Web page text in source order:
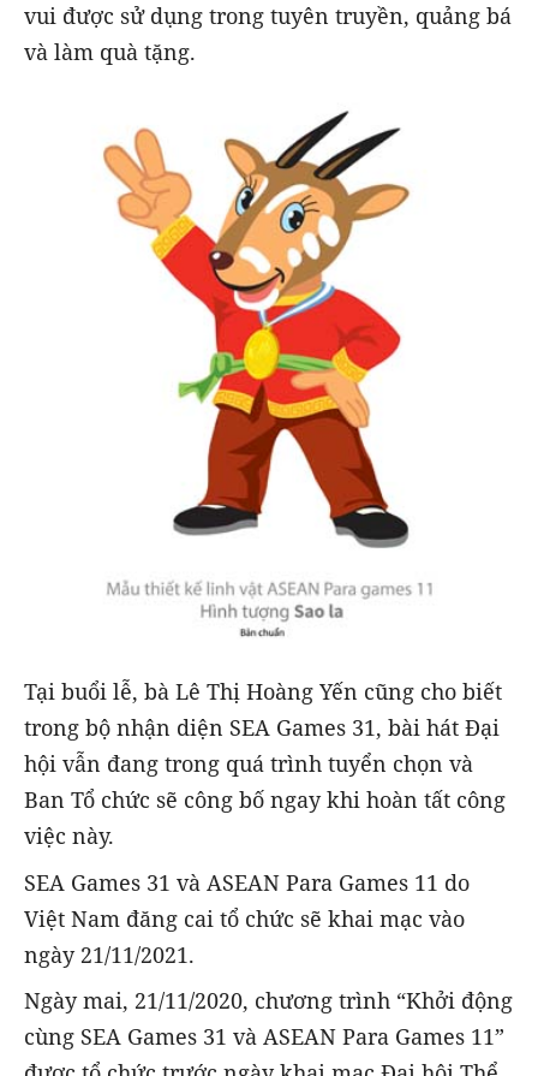
vui được sử dụng trong tuyên truyền, quảng bá
và làm quà tặng.
Tại buổi lễ, bà Lê Thị Hoàng Yến cũng cho biết
trong bộ nhận diện SEA Games 31, bài hát Đại
hội vẫn đang trong quá trình tuyển chọn và
Ban Tổ chức sẽ công bố ngay khi hoàn tất công
việc này.
SEA Games 31 và ASEAN Para Games 11 do
Việt Nam đăng cai tổ chức sẽ khai mạc vào
ngày 21/11/2021.
Ngày mai, 21/11/2020, chương trình “Khởi động
cùng SEA Games 31 và ASEAN Para Games 11”